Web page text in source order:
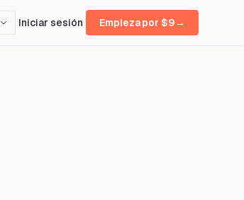
Iniciar sesión Empieza por $9→